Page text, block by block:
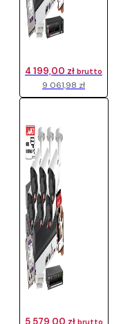
9 061,98 zł
4 199,00 zł brutto